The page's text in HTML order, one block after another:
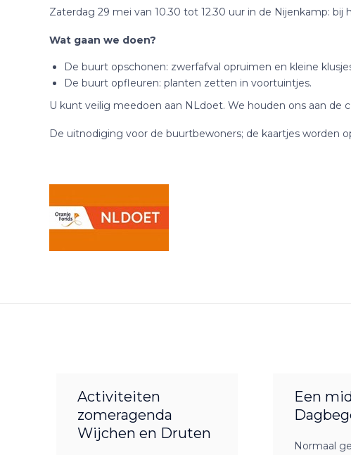
Zaterdag 29 mei van 10.30 tot 12.30 uur in de Nijenkamp: bij
Wat gaan we doen?
De buurt opschonen: zwerfafval opruimen en kleine
De buurt opfleuren: planten zetten in voortuintjes.
U kunt veilig meedoen aan NLdoet. We houden ons aan de
De uitnodiging voor de buurtbewoners; de kaartjes worden
Activiteiten
zomeragenda
Wijchen en Druten
Een
Normaal